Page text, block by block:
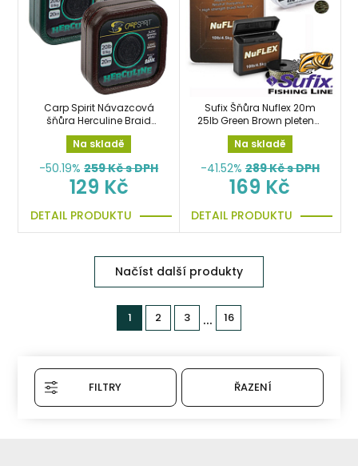
Carp Spirit Návazcová
šňůra Herculine Braid
Camo Brown 20m 25lb
Na skladě
-50.19% 259Kč s DPH
129 Kč
DETAIL PRODUKTU
Sufix Šňůra Nuflex 20m
25lb Green Brown pletená,
návazcová
Na skladě
-41.52% 289Kč s DPH
169 Kč
DETAIL PRODUKTU
Načíst další produkty
1 2 3 ... 16
FILTRY ŘAZENÍ